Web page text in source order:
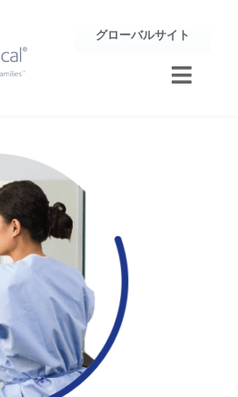
グローバルサイト
Toggle
サポート
企業情報
お問合せ